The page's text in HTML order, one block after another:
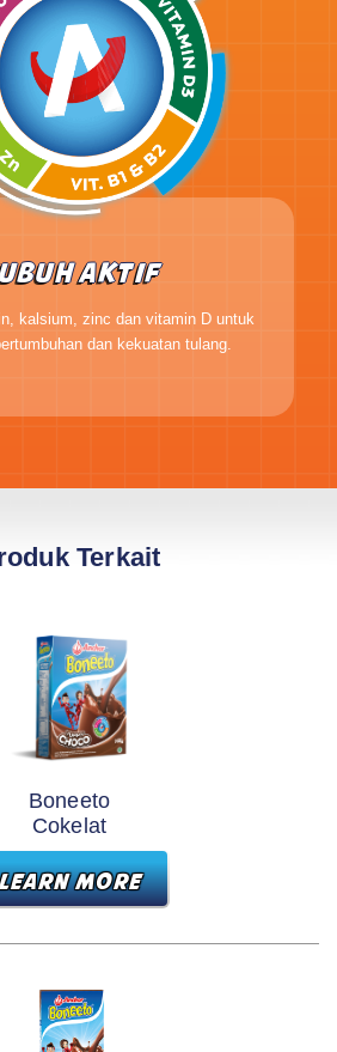
AKTIF
kalsium, zinc dan vitamin D untuk
dan kekuatan tulang.
Terkait
Boneeto
Cokelat
MORE